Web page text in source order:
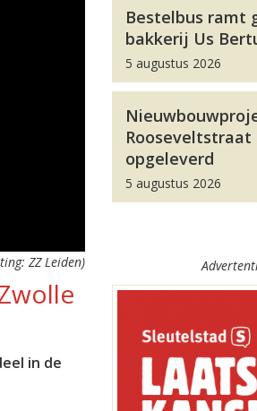
ZZ Leiden)
in de
Bestelbus ramt
bakkerij Us
5 augustus 2026
Rooseveltstraat
opgeleverd
5 augustus 2026